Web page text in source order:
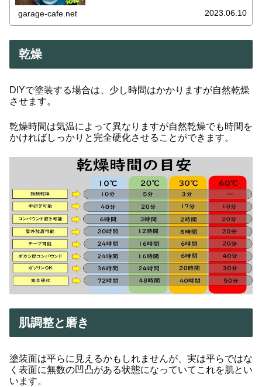
garage-cafe.net 2023.06.10
乾燥
DIYで塗装する場合は、少し時間はかかりますが自然乾燥
させます。
乾燥時間は気温によって異なりますが自然乾燥でも時間を
かければしっかりと完全硬化させることができます。
肌調整と磨き
塗装面は平らに見えるかもしれませんが、実は平らではな
く表面に無数の凹凸がある状態になっていてこれを肌とい
います。